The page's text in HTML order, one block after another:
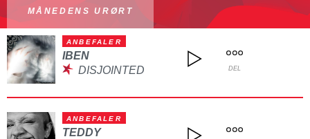
MÅNEDENS URØRT
ANBEFALER
IBEN
DISJOINTED
DEL
ANBEFALER
TEDDY